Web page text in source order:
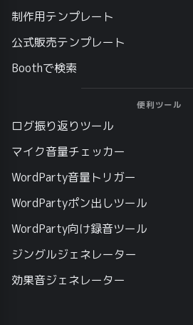
制作用テンプレート
公式販売テンプレート
Boothで検索
便利ツール
ログ振り返りツール
マイク音量チェッカー
WordParty音量トリガー
WordPartyポン出しツール
WordParty向け録音ツール
ジングルジェネレーター
効果音ジェネレーター